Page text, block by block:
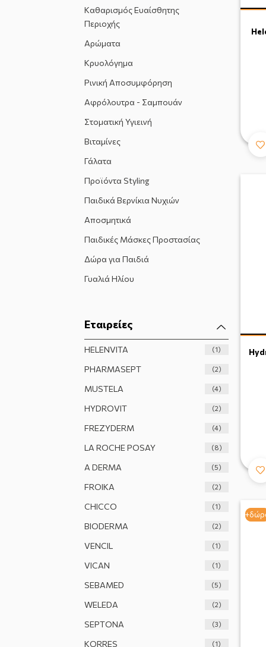
Καθαρισμός Ευαίσθητης
Περιοχής
Αρώματα
Κρυολόγημα
Ρινική Αποσυμφόρηση
Αφρόλουτρα - Σαμπουάν
Στοματική Υγιεινή
Βιταμίνες
Γάλατα
Προϊόντα Styling
Παιδικά Βερνίκια Νυχιών
Αποσμητικά
Παιδικές Μάσκες Προστασίας
Δώρα για Παιδιά
Γυαλιά Ηλίου
Εταιρείες
HELENVITA (1)
PHARMASEPT (2)
MUSTELA (4)
HYDROVIT (2)
FREZYDERM (4)
LA ROCHE POSAY (8)
A DERMA (5)
FROIKA (2)
CHICCO (1)
BIODERMA (2)
VENCIL (1)
VICAN (1)
SEBAMED (5)
WELEDA (2)
SEPTONA (3)
KORRES (1)